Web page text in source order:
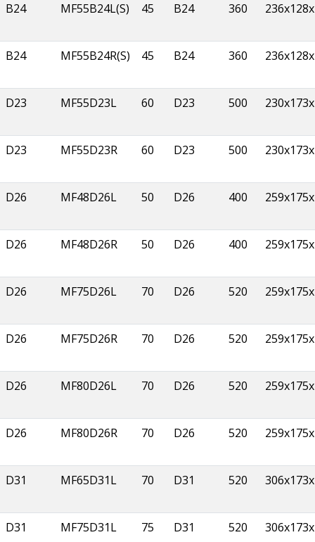
B24 MF55B24L(S) 45 B24 360
B24 MF55B24R(S) 45 B24 360
D23 MF55D23L 60 D23 500
D23 MF55D23R 60 D23 500
D26 MF48D26L 50 D26 400
D26 MF48D26R 50 D26 400
D26 MF75D26L 70 D26 520
D26 MF75D26R 70 D26 520
D26 MF80D26L 70 D26 520
D26 MF80D26R 70 D26 520
D31 MF65D31L 70 D31 520
D31 MF75D31L 75 D31 520